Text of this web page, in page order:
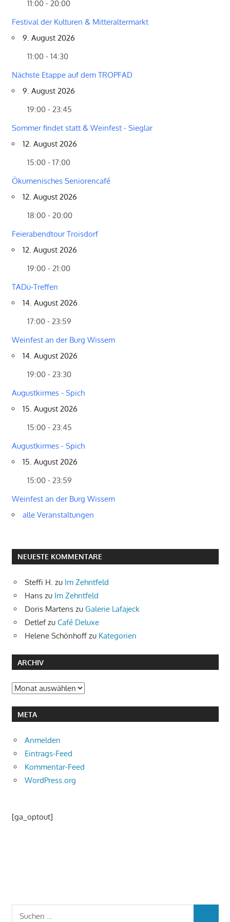
11:00 - 20:00
Festival der Kulturen & Mitteraltermarkt
9. August 2026
11:00 - 14:30
Nächste Etappe auf dem TROPFAD
9. August 2026
19:00 - 23:45
Sommer findet statt & Weinfest - Sieglar
12. August 2026
15:00 - 17:00
Ökumenisches Seniorencafé
12. August 2026
18:00 - 20:00
Feierabendtour Troisdorf
12. August 2026
19:00 - 21:00
TADü-Treffen
14. August 2026
17:00 - 23:59
Weinfest an der Burg Wissem
14. August 2026
19:00 - 23:30
Augustkirmes - Spich
15. August 2026
15:00 - 23:45
Augustkirmes - Spich
15. August 2026
15:00 - 23:59
Weinfest an der Burg Wissem
alle Veranstaltungen
NEUESTE KOMMENTARE
Steffi H. zu Im Zehntfeld
Hans zu Im Zehntfeld
Doris Martens zu Galerie Lafajeck
Detlefzu Café Deluxe
Helene Schönhoff zu Kategorien
ARCHIV
Archiv
META
Anmelden
Eintrags-Feed
Kommentar-Feed
WordPress.org
[ga_optout]